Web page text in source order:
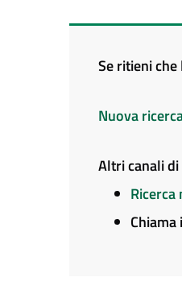
Se ritieni
Nuova
Altri canali
Ricerca